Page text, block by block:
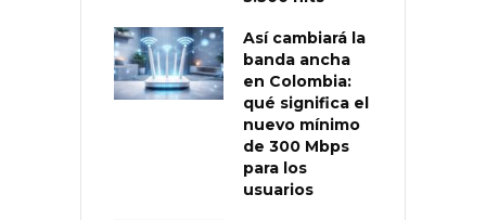
Así cambiará la
banda ancha
en Colombia:
qué significa el
nuevo mínimo
de 300 Mbps
para los
usuarios